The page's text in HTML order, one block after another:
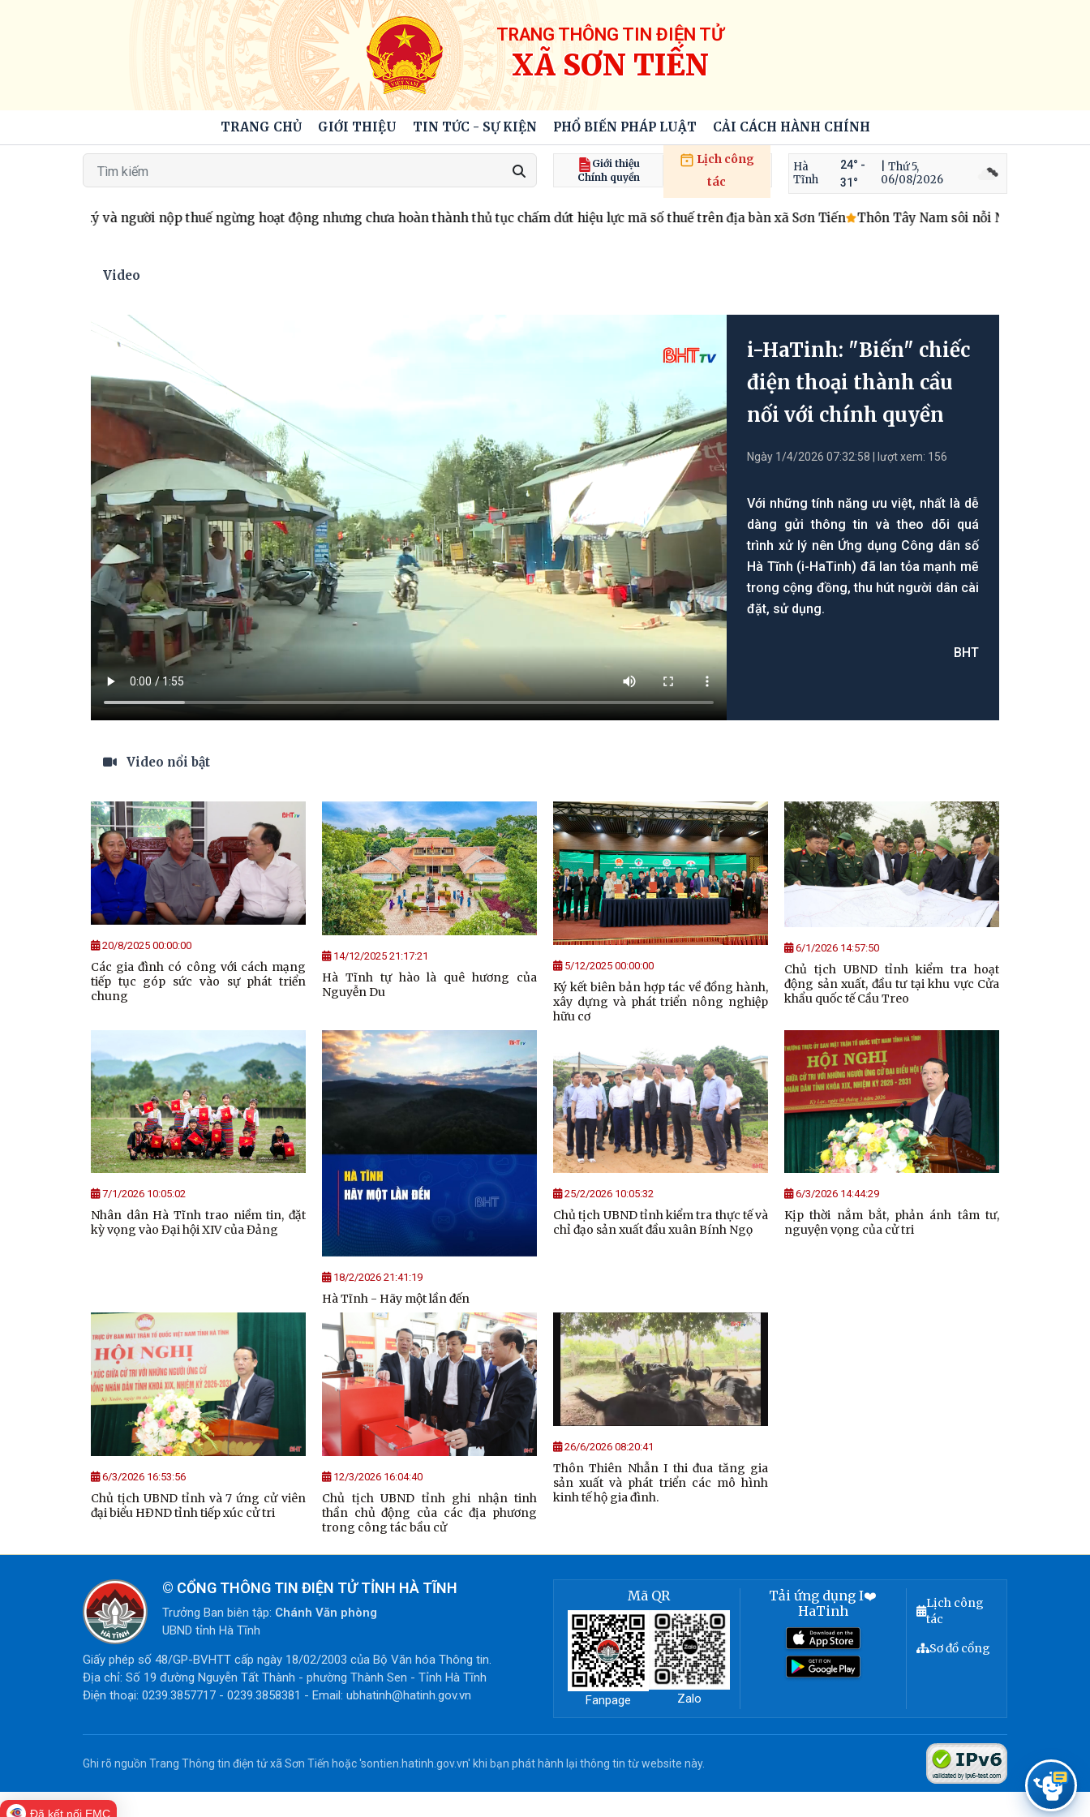
TRANG THÔNG TIN ĐIỆN TỬ
XÃ SƠN TIẾN
TRANG CHỦ GIỚI THIỆU TIN TỨC - SỰ KIỆN PHỔ BIẾN PHÁP LUẬT CẢI CÁCH HÀNH CHÍNH
Giới thiệu
Chính quyền
Lịch công
tác
Hà
Tĩnh
24° -
31°
| Thứ 5,
06/08/2026
ký và người nộp thuế ngừng hoạt động nhưng chưa hoàn thành thủ tục chấm dứt hiệu lực mã số thuế trên địa bàn xã Sơn Tiến Thôn Tây Nam sôi nỗi Ngày hội điểm "Toàn
Video
i-HaTinh: "Biến" chiếc
điện thoại thành cầu
nối với chính quyền
Ngày 1/4/2026 07:32:58 | lượt xem: 156
Với những tính năng ưu việt, nhất là dễ
dàng gửi thông tin và theo dõi quá
trình xử lý nên Ứng dụng Công dân số
Hà Tĩnh (i-HaTinh) đã lan tỏa mạnh mẽ
trong cộng đồng, thu hút người dân cài
đặt, sử dụng.
BHT
Video nổi bật
20/8/2025 00:00:00
Các gia đình có công với cách mạng
tiếp tục góp sức vào sự phát triển
chung
14/12/2025 21:17:21
Hà Tĩnh tự hào là quê hương của
Nguyễn Du
5/12/2025 00:00:00
Ký kết biên bản hợp tác về đồng hành,
xây dựng và phát triển nông nghiệp
hữu cơ
6/1/2026 14:57:50
Chủ tịch UBND tỉnh kiểm tra hoạt
động sản xuất, đầu tư tại khu vực Cửa
khẩu quốc tế Cầu Treo
7/1/2026 10:05:02
Nhân dân Hà Tĩnh trao niềm tin, đặt
kỳ vọng vào Đại hội XIV của Đảng
18/2/2026 21:41:19
Hà Tĩnh - Hãy một lần đến
25/2/2026 10:05:32
Chủ tịch UBND tỉnh kiểm tra thực tế và
chỉ đạo sản xuất đầu xuân Bính Ngọ
6/3/2026 14:44:29
Kịp thời nắm bắt, phản ánh tâm tư,
nguyện vọng của cử tri
6/3/2026 16:53:56
Chủ tịch UBND tỉnh và 7 ứng cử viên
đại biểu HĐND tỉnh tiếp xúc cử tri
12/3/2026 16:04:40
Chủ tịch UBND tỉnh ghi nhận tinh
thần chủ động của các địa phương
trong công tác bầu cử
26/6/2026 08:20:41
Thôn Thiên Nhẫn I thi đua tăng gia
sản xuất và phát triển các mô hình
kinh tế hộ gia đình.
© CỔNG THÔNG TIN ĐIỆN TỬ TỈNH HÀ TĨNH
Trưởng Ban biên tập: Chánh Văn phòng
UBND tỉnh Hà Tĩnh
Giấy phép số 48/GP-BVHTT cấp ngày 18/02/2003 của Bộ Văn hóa Thông tin.
Địa chỉ: Số 19 đường Nguyễn Tất Thành - phường Thành Sen - Tỉnh Hà Tĩnh
Điện thoại: 0239.3857717 - 0239.3858381 - Email: ubhatinh@hatinh.gov.vn
Mã QR
Fanpage Zalo
Tải ứng dụng I❤️
HaTinh
Lịch công
tác
Sơ đồ cổng
Ghi rõ nguồn Trang Thông tin điện tử xã Sơn Tiến hoặc 'sontien.hatinh.gov.vn' khi bạn phát hành lại thông tin từ website này.
Đã kết nối EMC